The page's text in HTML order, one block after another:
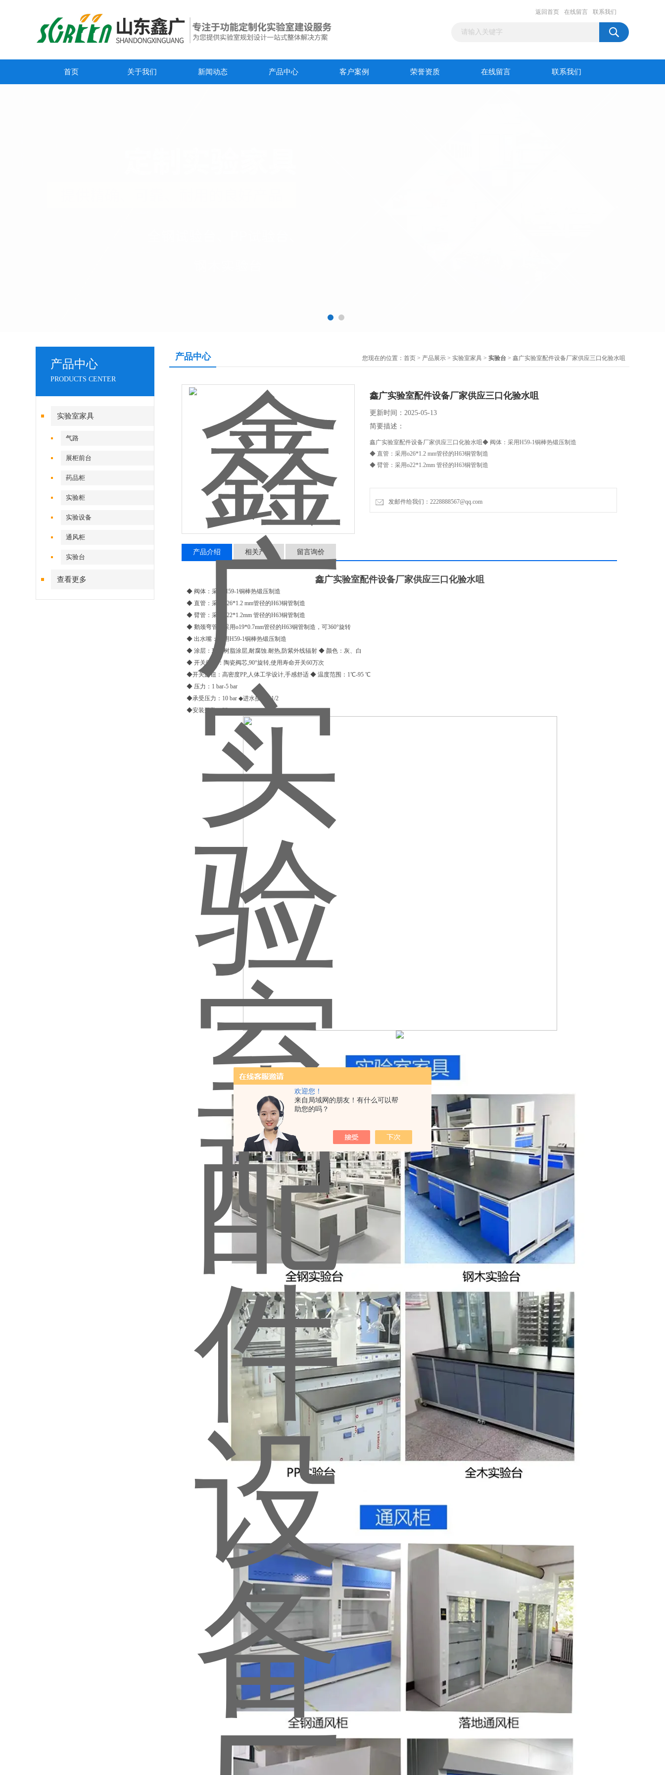
欢迎您！
来自局域网的朋友！有什么可以帮
助您的吗？
返回首页 在线留言 联系我们
首页 关于我们 新闻动态 产品中心 客户案例 荣誉资质 在线留言 联系我们
产品中心
PRODUCTS CENTER
实验室家具
气路
展柜前台
药品柜
实验柜
实验设备
通风柜
实验台
查看更多
产品中心 您现在的位置： 首页 > 产品展示 > 实验室家具 > 实验台 > 鑫广实验室配件设备厂家供应三口化验水咀
鑫广实验室配件设备厂家供应三口化验水咀
更新时间：2025-05-13
简要描述：
鑫广实验室配件设备厂家供应三口化验水咀​◆ 阀体：采用H59-1铜棒热锻压制造
◆ 直管：采用o26*1.2 mm管径的H63铜管制造
◆ 臂管：采用o22*1.2mm 管径的H63铜管制造
发邮件给我们：2228888567@qq.com
产品介绍 相关产品 留言询价
鑫广实验室配件设备厂家供应三口化验水咀
◆ 阀体：采用H59-1铜棒热锻压制造
◆ 直管：采用o26*1.2 mm管径的H63铜管制造
◆ 臂管：采用o22*1.2mm 管径的H63铜管制造
◆ 鹅颈弯管：采用o19*0.7mm管径的H63铜管制造，可360°旋转
◆ 出水嘴：采用H59-1铜棒热锻压制造
◆ 涂层：环氧树脂涂层,耐腐蚀.耐热,防紫外线辐射 ◆ 颜色：灰、白
◆ 开关阀门：陶瓷阀芯,90°旋转,使用寿命开关60万次
◆开关旋钮：高密度PP,人体工学设计,手感舒适 ◆ 温度范围：1℃-95 ℃
◆ 压力：1 bar-5 bar
◆承受压力：10 bar ◆进水接：G1/2
◆安装开孔：22mm